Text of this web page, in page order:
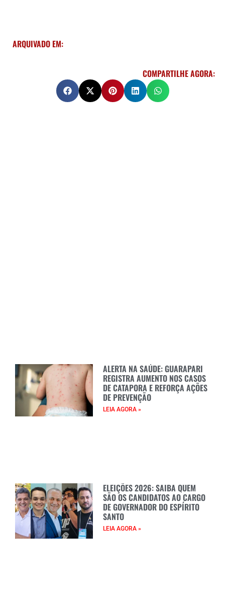
ARQUIVADO EM:
COMPARTILHE AGORA:
ALERTA NA SAÚDE: GUARAPARI
REGISTRA AUMENTO NOS CASOS
DE CATAPORA E REFORÇA AÇÕES
DE PREVENÇÃO
LEIA AGORA »
ELEIÇÕES 2026: SAIBA QUEM
SÃO OS CANDIDATOS AO CARGO
DE GOVERNADOR DO ESPÍRITO
SANTO
LEIA AGORA »